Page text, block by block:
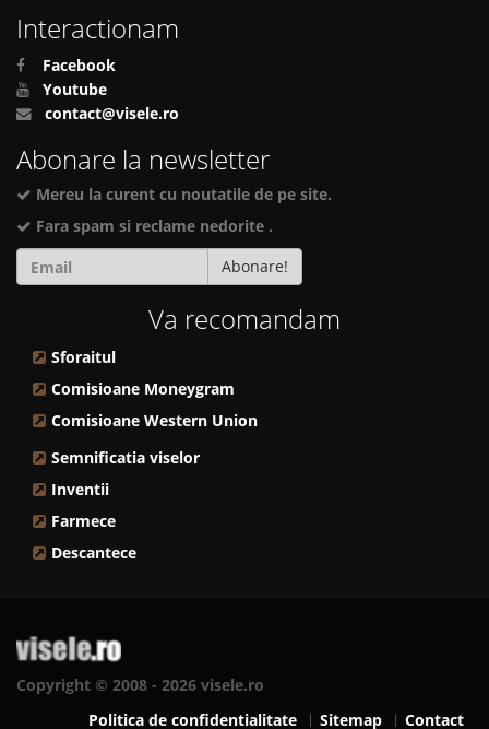
Interactionam
Facebook
Youtube
contact@visele.ro
Abonare la newsletter
Mereu la curent cu noutatile de pe site.
Fara spam si reclame nedorite .
Abonare!
Va recomandam
Sforaitul
Comisioane Moneygram
Comisioane Western Union
Semnificatia viselor
Inventii
Farmece
Descantece
Copyright © 2008 - 2026 visele.ro
Politica de confidentialitate
Sitemap Contact